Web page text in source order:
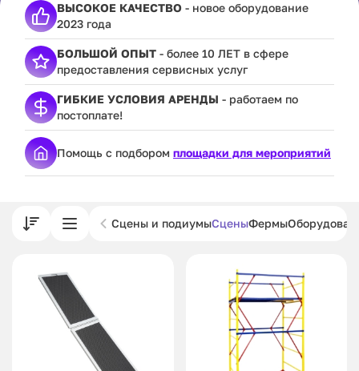
ВЫСОКОЕ КАЧЕСТВО - новое оборудование
2023 года
БОЛЬШОЙ ОПЫТ - более 10 ЛЕТ в сфере
предоставления сервисных услуг
ГИБКИЕ УСЛОВИЯ АРЕНДЫ - работаем по
постоплате!
Помощь с подбором площадки для мероприятий
Сцены и подиумыСценыФермы